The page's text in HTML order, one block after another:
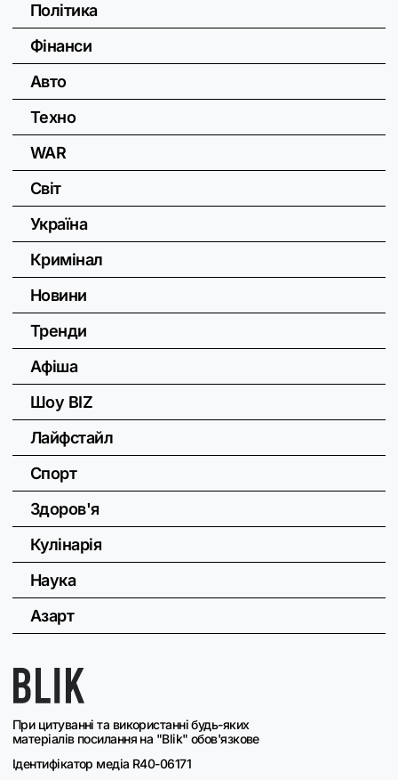
При цитуванні та використанні будь-яких
матеріалів посилання на "Blik" обов'язкове
Ідентифікатор медіа R40-06171
Політика
Фінанси
Авто
Техно
WAR
Світ
Україна
Кримінал
Новини
Тренди
Афіша
Шоу BIZ
Лайфстайл
Спорт
Здоров'я
Кулінарія
Наука
Азарт